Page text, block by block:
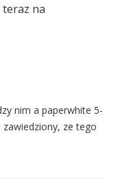
na
nim a paperwhite 5-
zawiedziony, ze tego